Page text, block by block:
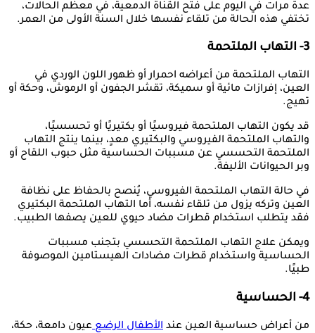
عدة مرات في اليوم على فتح القناة الدمعية، في معظم الحالات،
تختفي هذه الحالة من تلقاء نفسها خلال السنة الأولى من العمر.
3- التهاب الملتحمة
التهاب الملتحمة من أعراضه احمرار أو ظهور اللون الوردي في
العين، إفرازات مائية أو سميكة، تقشر الجفون أو الرموش، وحكة أو
تهيج.
قد يكون التهاب الملتحمة فيروسيًا أو بكتيريًا أو تحسسيًا،
والتهاب الملتحمة الفيروسي والبكتيري معدٍ، بينما ينتج التهاب
الملتحمة التحسسي عن مسببات الحساسية مثل حبوب اللقاح أو
وبر الحيوانات الأليفة.
في حالة التهاب الملتحمة الفيروسي، يُنصح بالحفاظ على نظافة
العين وتركه يزول من تلقاء نفسه، أما التهاب الملتحمة البكتيري
فقد يتطلب استخدام قطرات مضاد حيوي للعين يصفها الطبيب.
ويمكن علاج التهاب الملتحمة التحسسي بتجنب مسببات
الحساسية واستخدام قطرات مضادات الهيستامين الموصوفة
طبيًا.
4- الحساسية
من أعراض حساسية العين عند الأطفال الرضععيون دامعة، حكة،